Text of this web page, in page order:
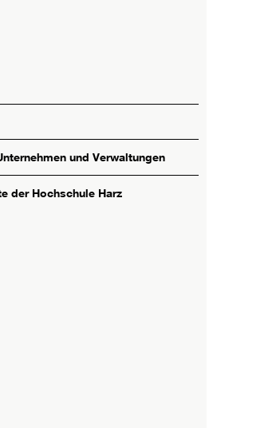
und Verwaltungen
der Hochschule Harz